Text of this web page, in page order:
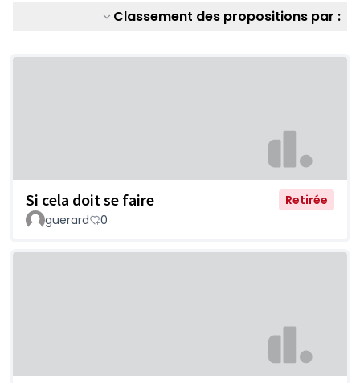
Classement des propositions par :
Si cela doit se faire
Retirée
guerard
0